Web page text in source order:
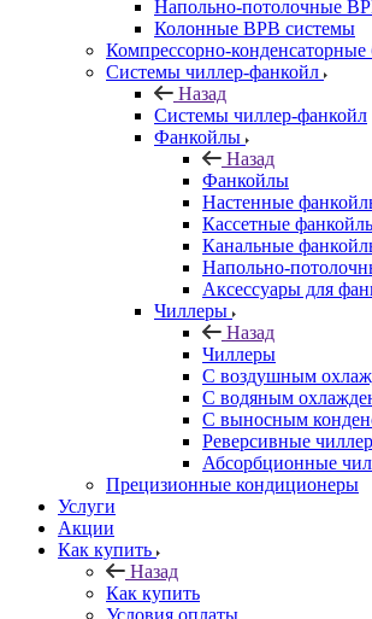
Напольно-потолочные
Колонные ВРВ системы
Компрессорно-конденсаторные
Системы чиллер-фанкойл
Назад
Системы чиллер-фанкойл
Фанкойлы
Назад
Фанкойлы
Настенные
Кассетные
Канальные
Напольно-
Аксессуары для
Чиллеры
Назад
Чиллеры
С воздушным
С водяным
С выносным
Реверсивные
Абсорбционные
Прецизионные кондиционеры
Услуги
Акции
Как купить
Назад
Как купить
Условия оплаты